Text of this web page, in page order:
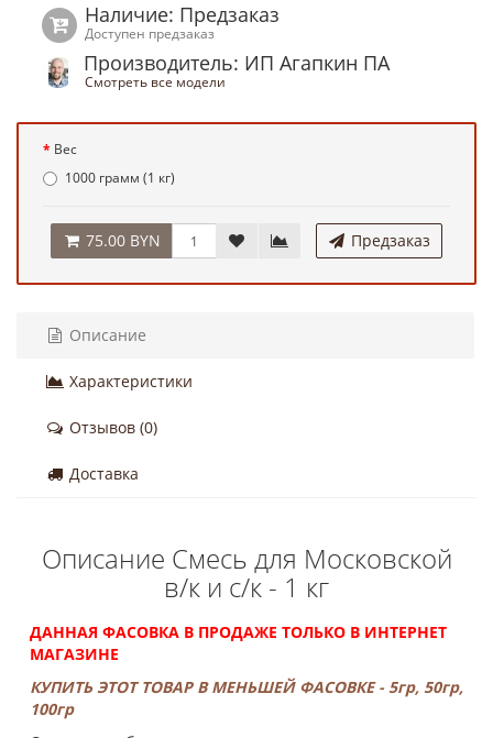
Наличие: Предзаказ
Доступен предзаказ
Производитель: ИП Агапкин ПА
Смотреть все модели
Вес
1000 грамм (1 кг)
75.00 BYN Предзаказ
Описание
Характеристики
Отзывов (0)
Доставка
Описание Смесь для Московской
в/к и с/к - 1 кг
ДАННАЯ ФАСОВКА В ПРОДАЖЕ ТОЛЬКО В ИНТЕРНЕТ
МАГАЗИНЕ
КУПИТЬ ЭТОТ ТОВАР В МЕНЬШЕЙ ФАСОВКЕ - 5гр, 50гр,
100гр